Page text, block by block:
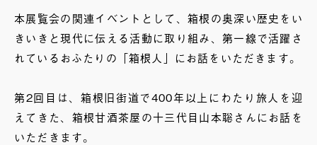
本展覧会の関連イベントとして、箱根の奥深い歴史をい
きいきと現代に伝える活動に取り組み、第一線で活躍さ
れているおふたりの「箱根人」にお話をいただきます。
第2回目は、箱根旧街道で400年以上にわたり旅人を迎
えてきた、箱根甘酒茶屋の十三代目山本聡さんにお話を
いただきます。